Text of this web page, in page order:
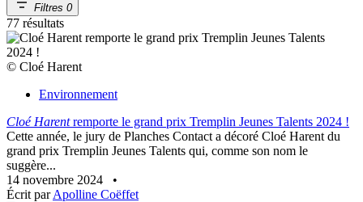
Filtres 0
77 résultats
© Cloé Harent
Environnement
Cloé Harentremporte le grand prix Tremplin Jeunes Talents 2024 !
Cette année, le jury de Planches Contact a décoré Cloé Harent du
grand prix Tremplin Jeunes Talents qui, comme son nom le
suggère...
14 novembre 2024
•
Écrit parApolline Coëffet